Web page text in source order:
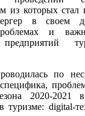
из которых
в своем
и
по
2020-2021
туризме: digital-